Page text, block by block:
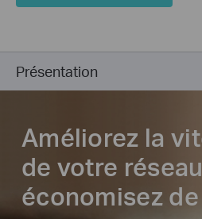
Présentation
Améliorez la
de votre
économisez